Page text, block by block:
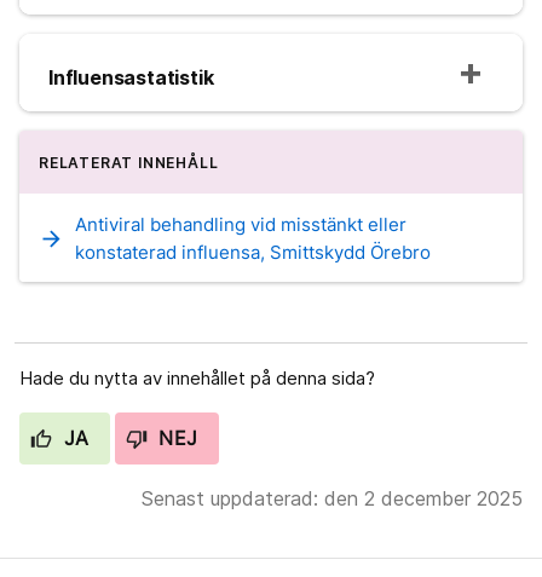
Influensastatistik
RELATERAT INNEHÅLL
arrow_forward
Antiviral behandling vid misstänkt eller
konstaterad influensa, Smittskydd Örebro
Hade du nytta av innehållet på denna sida?
JA NEJ
Senast uppdaterad: den 2 december 2025